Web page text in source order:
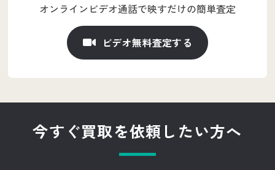
オンラインビデオ通話で映すだけの簡単査定
ビデオ無料査定する
今すぐ買取を依頼したい方へ